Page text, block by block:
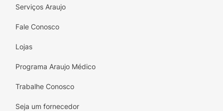
mãos ou na esponja, massageie sobre as
espuma e deliciosa fragrância.
Enxágue e, se desejar, repita o processo.
Serviços Araujo
Fale Conosco
Lojas
Programa Araujo Médico
Trabalhe Conosco
Seja um fornecedor